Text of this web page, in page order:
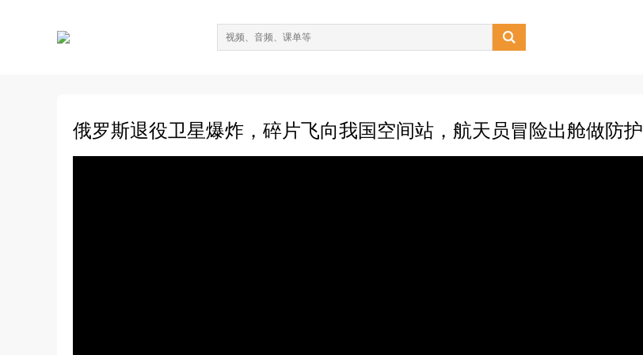

俄罗斯退役卫星爆炸，碎片飞向我国空间站，航天员冒险出舱做防护